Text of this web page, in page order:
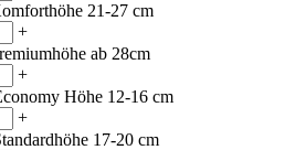
21-27 cm
+
ab 28cm
+
Höhe 12-16 cm
+
17-20 cm